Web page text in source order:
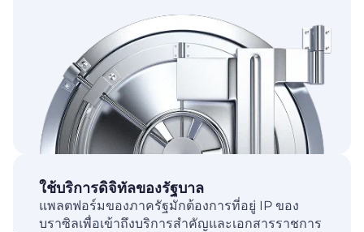
ใช้บริการดิจิทัลของรัฐบาล
แพลตฟอร์มของภาครัฐมักต้องการที่อยู่ IP ของ
บราซิลเพื่อเข้าถึงบริการสำคัญและเอกสารราชการ